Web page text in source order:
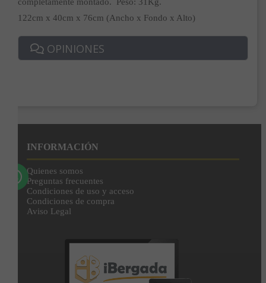
122cm x 40cm x 76cm (Ancho x Fondo x Alto)
OPINIONES
Correo*
Enviar
INFORMACIÓN
Quienes somos
Preguntas frecuentes
Condiciones de uso y acceso
Condiciones de compra
Aviso Legal